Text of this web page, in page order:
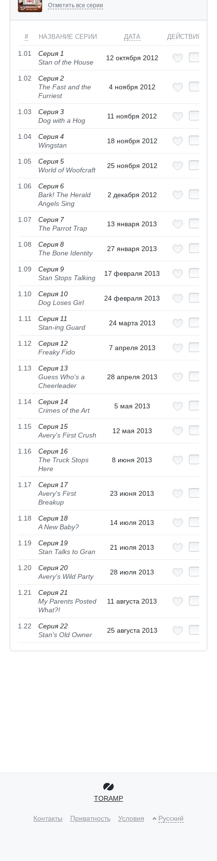
Отметить все серии
# НАЗВАНИЕ СЕРИИ ДАТА ДЕЙСТВИЯ
1.01
Серия 1
Stan of the House
12 октября 2012
1.02
Серия 2
The Fast and the
Furriest
4 ноября 2012
1.03
Серия 3
Dog with a Hog
11 ноября 2012
1.04
Серия 4
Wingstan
18 ноября 2012
1.05
Серия 5
World of Woofcraft
25 ноября 2012
1.06
Серия 6
Bark! The Herald
Angels Sing
2 декабря 2012
1.07
Серия 7
The Parrot Trap
13 января 2013
1.08
Серия 8
The Bone Identity
27 января 2013
1.09
Серия 9
Stan Stops Talking
17 февраля 2013
1.10
Серия 10
Dog Loses Girl
24 февраля 2013
1.11
Серия 11
Stan-ing Guard
24 марта 2013
1.12
Серия 12
Freaky Fido
7 апреля 2013
1.13
Серия 13
Guess Who's a
Cheerleader
28 апреля 2013
1.14
Серия 14
Crimes of the Art
5 мая 2013
1.15
Серия 15
Avery's First Crush
12 мая 2013
1.16
Серия 16
The Truck Stops
Here
8 июня 2013
1.17
Серия 17
Avery's First
Breakup
23 июня 2013
1.18
Серия 18
A New Baby?
14 июля 2013
1.19
Серия 19
Stan Talks to Gran
21 июля 2013
1.20
Серия 20
Avery's Wild Party
28 июля 2013
1.21
Серия 21
My Parents Posted
What?!
11 августа 2013
1.22
Серия 22
Stan's Old Owner
25 августа 2013
TORAMP
Контакты Приватность Условия Русский